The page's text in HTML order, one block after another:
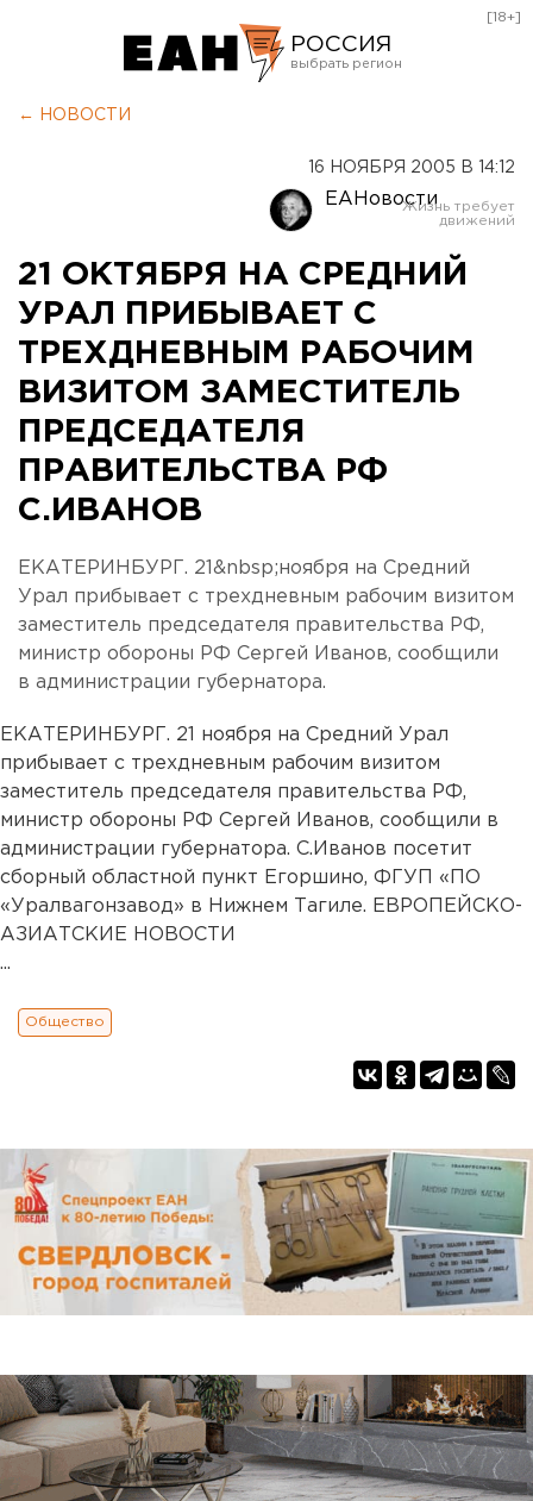
РОССИЯ
Оренбург
[18+]
← НОВОСТИ
16 НОЯБРЯ 2005 В 14:12
ЕАНовости
21 ОКТЯБРЯ НА СРЕДНИЙ
УРАЛ ПРИБЫВАЕТ С
ТРЕХДНЕВНЫМ РАБОЧИМ
ВИЗИТОМ ЗАМЕСТИТЕЛЬ
ПРЕДСЕДАТЕЛЯ
ПРАВИТЕЛЬСТВА РФ
С.ИВАНОВ
ЕКАТЕРИНБУРГ. 21&nbsp;ноября на Средний
Урал прибывает с трехдневным рабочим визитом
заместитель председателя правительства РФ,
министр обороны РФ Сергей Иванов, сообщили
в администрации губернатора.
ЕКАТЕРИНБУРГ. 21 ноября на Средний Урал
прибывает с трехдневным рабочим визитом
заместитель председателя правительства РФ,
министр обороны РФ Сергей Иванов, сообщили в
администрации губернатора. С.Иванов посетит
сборный областной пункт Егоршино, ФГУП «ПО
«Уралвагонзавод» в Нижнем Тагиле. ЕВРОПЕЙСКО-
АЗИАТСКИЕ НОВОСТИ
...
Общество